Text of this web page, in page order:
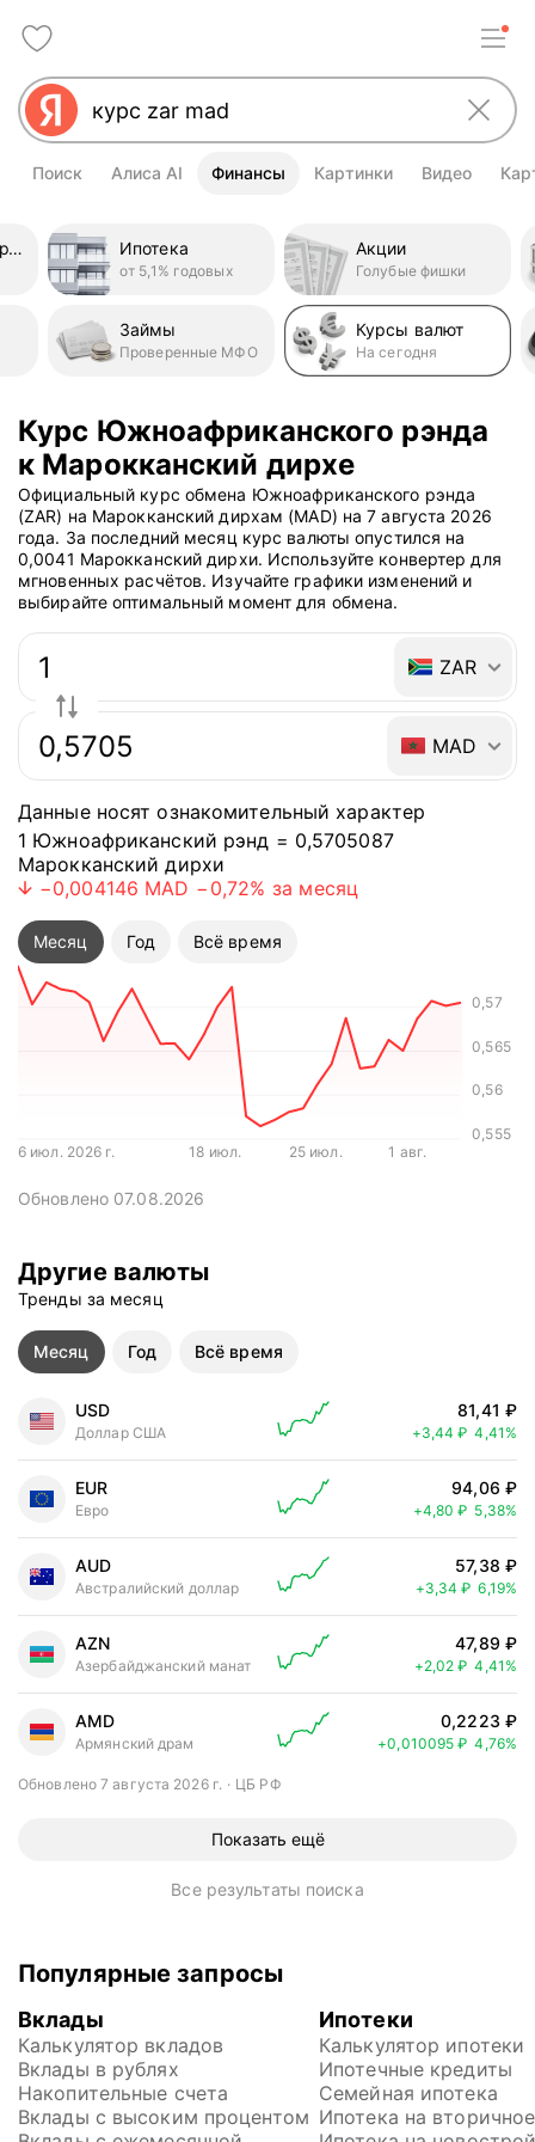
Поиск Алиса AI Финансы Картинки Видео
Кредитные карты Ипотека
от 5,1% годовых
Займы
Проверенные МФО
Акции
Голубые фишки
Курсы валют
На сегодня
Курс Южноафриканского рэнда
к Марокканский дирхе
Официальный курс обмена Южноафриканского рэнда
(ZAR) на Марокканский дирхам (MAD) на 7 августа 2026
года. За последний месяц курс валюты опустился на
0,0041 Марокканский дирхи. Используйте конвертер для
мгновенных расчётов. Изучайте графики изменений и
выбирайте оптимальный момент для обмена.
Быстрый ответ: конвертер валют
ZAR
MAD
Данные носят ознакомительный характер
1 Южноафриканский рэнд = 0,5705087
Марокканский дирхи
Курс валюты опустился на −0,004146 MAD
−0,004146 MAD −0,72% за месяц
Месяц Год Всё время
0,555
0,56
0,565
0,57
6 июл. 2026 г. 18 июл. 25 июл. 1 авг.
Обновлено 07.08.2026
Другие валюты
Тренды за месяц
Месяц Год Всё время
USD
Доллар США
81,41 ₽
Цена
+3,44 ₽ 4,41%
EUR
Евро
94,06 ₽
Цена
+4,80 ₽ 5,38%
AUD
Австралийский доллар
57,38 ₽
Цена
+3,34 ₽ 6,19%
AZN
Азербайджанский манат
47,89 ₽
Цена
+2,02 ₽ 4,41%
AMD
Армянский драм
0,2223 ₽
Цена выросла
+0,010095 ₽ 4,76%
Обновлено 7 августа 2026 г. ЦБ РФ
Показать ещё
Все результаты поиска
Популярные запросы
Вклады
Калькулятор вкладов
Вклады в рублях
Накопительные счета
Вклады с высоким процентом
Ипотеки
Калькулятор ипотеки
Ипотечные кредиты
Семейная ипотека
Ипотека на